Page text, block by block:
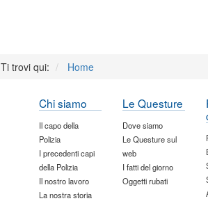
Ti trovi qui: Home
Chi siamo
Il capo della
Polizia
I precedenti capi
della Polizia
Il nostro lavoro
La nostra storia
Le Questure
Dove siamo
Le Questure sul
web
I fatti del giorno
Oggetti rubati